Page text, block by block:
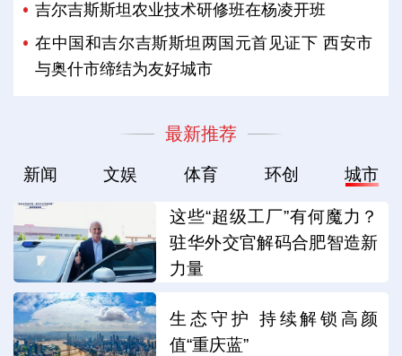
吉尔吉斯斯坦农业技术研修班在杨凌开班
在中国和吉尔吉斯斯坦两国元首见证下 西安市
与奥什市缔结为友好城市
最新推荐
新闻 文娱 体育 环创 城市
这些“超级工厂”有何魔力？
驻华外交官解码合肥智造新
力量
生态守护 持续解锁高颜
值“重庆蓝”